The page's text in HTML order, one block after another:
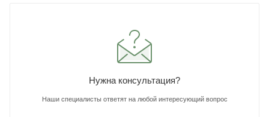
Нужна консультация?
Наши специалисты ответят на любой интересующий вопрос